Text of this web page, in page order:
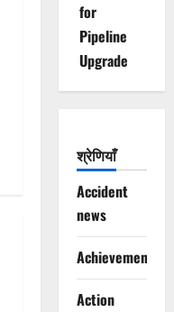
for
Pipeline
Upgrade
श्रेणियाँ
Accident
news
Achievements
Action